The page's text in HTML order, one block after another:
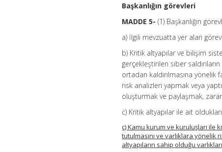
Başkanlığın görevleri
MADDE 5-(1) Başkanlığın
a) İlgili mevzuatta yer alan
b) Kritik altyapılar ve bilişim
gerçekleştirilen siber
ortadan kaldırılmasına
risk analizleri yapmak veya
oluşturmak ve paylaşmak,
c) Kritik altyapılar ile ait
ç) Kamu kurum ve kuruluşları ile
tutulmasını ve varlıklara
altyapıların sahip olduğu